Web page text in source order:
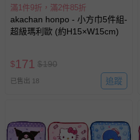
滿1件9折，滿2件85折
akachan honpo - 小方巾5件組-
超級瑪利歐 (約H15×W15cm)
$171 $190
已售出 18 追蹤